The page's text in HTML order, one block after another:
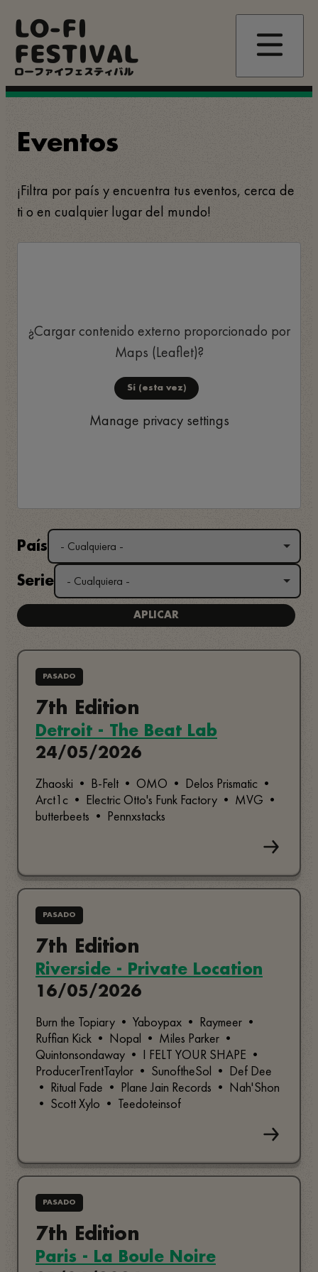
contenido
principal
LO-FI
FESTIVAL
ローファイフェスティバル
Eventos
¡Filtra por país y encuentra tus eventos, cerca de
ti o en cualquier lugar del mundo!
¿Cargar contenido externo proporcionado por
Maps (Leaflet)?
Sí (esta vez)
Manage privacy settings
País
Serie
PASADO
7th Edition
Detroit - The Beat Lab
24/05/2026
Zhaoski • B-Felt • OMO • Delos Prismatic •
Arct1c • Electric Otto's Funk Factory • MVG •
butterbeets • Pennxstacks
PASADO
7th Edition
Riverside - Private Location
16/05/2026
Burn the Topiary • Yaboypax • Raymeer •
Ruffian Kick • Nopal • Miles Parker •
Quintonsondaway • I FELT YOUR SHAPE •
ProducerTrentTaylor • SunoftheSol • Def Dee
• Ritual Fade • Plane Jain Records • Nah'Shon
• Scott Xylo • Teedoteinsof
PASADO
7th Edition
Paris - La Boule Noire